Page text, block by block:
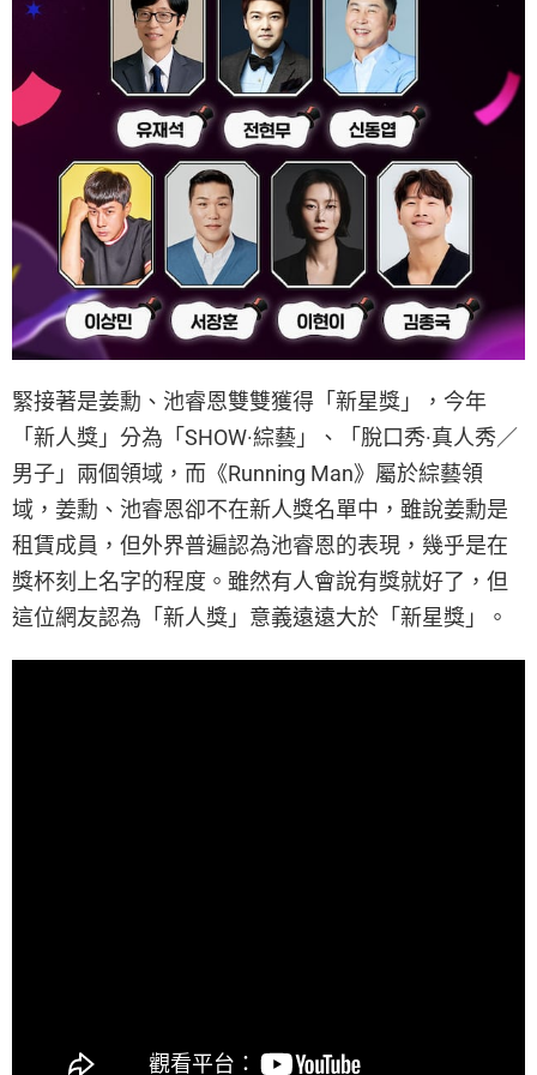
緊接著是姜勳、池睿恩雙雙獲得「新星獎」，今年
「新人獎」分為「SHOW·綜藝」、「脫口秀·真人秀／
男子」兩個領域，而《Running Man》屬於綜藝領
域，姜勳、池睿恩卻不在新人獎名單中，雖說姜勳是
租賃成員，但外界普遍認為池睿恩的表現，幾乎是在
獎杯刻上名字的程度。雖然有人會說有獎就好了，但
這位網友認為「新人獎」意義遠遠大於「新星獎」。